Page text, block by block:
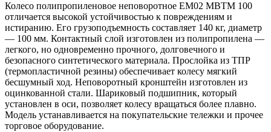
Колесо полипропиленовое неповоротное EM02 MBTM 100
отличается высокой устойчивостью к повреждениям и
истиранию. Его грузоподъемность составляет 140 кг, диаметр
— 100 мм. Контактный слой изготовлен из полипропилена —
легкого, но одновременно прочного, долговечного и
безопасного синтетического материала. Прослойка из ТПР
(термопластичной резины) обеспечивает колесу мягкий
бесшумный ход. Неповоротный кронштейн изготовлен из
оцинкованной стали. Шариковый подшипник, который
установлен в оси, позволяет колесу вращаться более плавно.
Модель устанавливается на покупательские тележки и прочее
торговое оборудование.